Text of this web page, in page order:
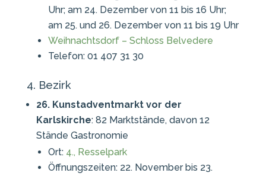
Uhr; am 24. Dezember von 11 bis 16 Uhr;
am 25. und 26. Dezember von 11 bis 19 Uhr
Weihnachtsdorf – Schloss Belvedere
Telefon: 01 407 31 30
4. Bezirk
26. Kunstadventmarkt vor der
Karlskirche: 82 Marktstände, davon 12
Stände Gastronomie
Ort: 4., Resselpark
Öffnungszeiten: 22. November bis 23.